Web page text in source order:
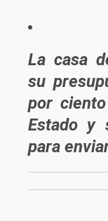
La casa
su
por
Estado y
para